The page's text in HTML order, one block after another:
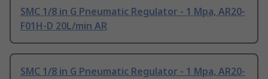
SMC 1/8 in G Pneumatic Regulator - 1 Mpa, AR20-
F01H-D 20L/min AR
SMC 1/8 in G Pneumatic Regulator - 1 Mpa, AR20-